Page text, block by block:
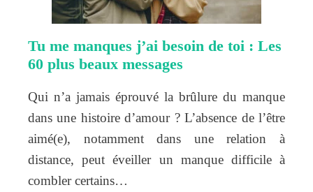
Tu me manques j’ai besoin de toi : Les
60 plus beaux messages
Qui n’a jamais éprouvé la brûlure du manque
dans une histoire d’amour ? L’absence de l’être
aimé(e), notamment dans une relation à
distance, peut éveiller un manque difficile à
combler certains…